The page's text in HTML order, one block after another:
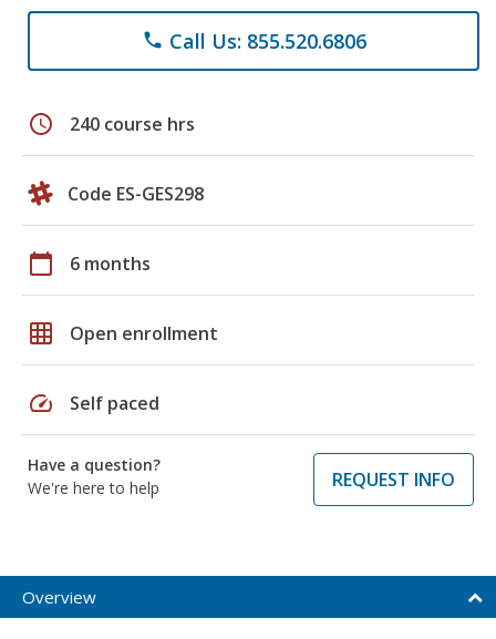
phone Call Us: 855.520.6806
schedule 240 course hrs
Code ES-GES298
calendar_today 6 months
grid_on Open enrollment
speed Self paced
Have a question?
We're here to help
REQUEST INFO
Overview